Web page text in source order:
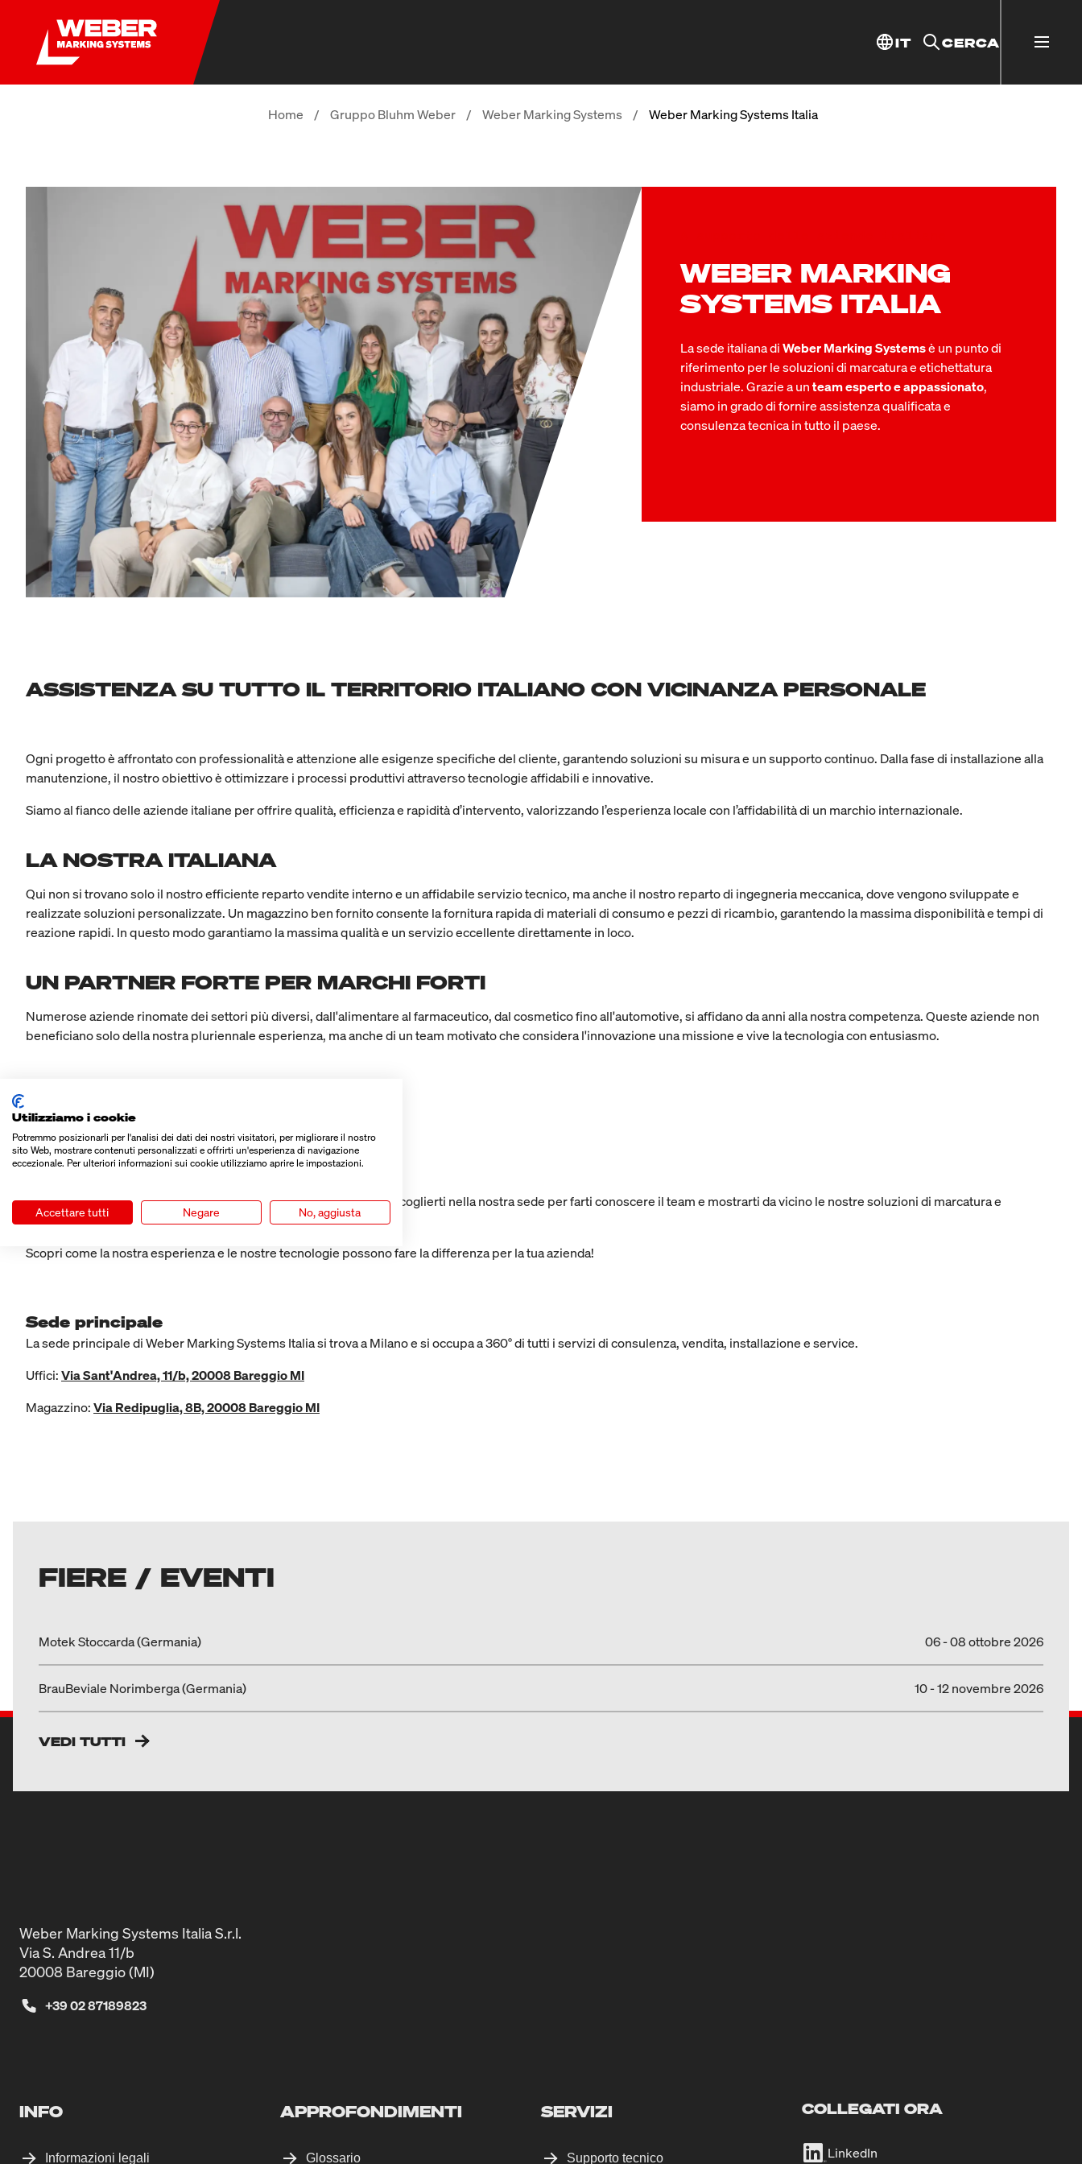
IT CERCA
Home / Gruppo Bluhm Weber / Weber Marking Systems / Weber Marking Systems Italia
WEBER MARKING
SYSTEMS ITALIA
La sede italiana diWeber Marking Systemsè un punto di
riferimento per le soluzioni di marcatura e etichettatura
industriale. Grazie a unteam esperto e appassionato,
siamo in grado di fornireassistenza qualificata e
consulenza tecnicain tutto il paese.
ASSISTENZA SU TUTTO IL TERRITORIO ITALIANO CON VICINANZA PERSONALE
Ogni progetto è affrontato con professionalità e attenzione alle esigenze specifiche del cliente, garantendo soluzioni su misura e un supporto continuo. Dalla fase di installazione alla
manutenzione, il nostro obiettivo è ottimizzare i processi produttivi attraverso tecnologie affidabili e innovative.
Siamo al fianco delle aziende italiane per offrire qualità, efficienza e rapidità d’intervento, valorizzando l’esperienza locale con l’affidabilità di un marchio internazionale.
LA NOSTRA ITALIANA
Qui non si trovano solo il nostro efficiente reparto vendite interno e un affidabile servizio tecnico, ma anche il nostro reparto di ingegneria meccanica, dove vengono sviluppate e
realizzate soluzioni personalizzate. Un magazzino ben fornito consente la fornitura rapida di materiali di consumo e pezzi di ricambio, garantendo la massima disponibilità e tempi di
reazione rapidi. In questo modo garantiamo la massima qualità e un servizio eccellente direttamente in loco.
UN PARTNER FORTE PER MARCHI FORTI
Numerose aziende rinomate dei settori più diversi, dall'alimentare al farmaceutico, dal cosmetico fino all'automotive, si affidano da anni alla nostra competenza. Queste aziende non
beneficiano solo della nostra pluriennale esperienza, ma anche di un team motivato che considera l'innovazione una missione e vive la tecnologia con entusiasmo.
Relazione diretta con i clienti
VIENI A TROVARCI
Sei curioso di vedere i prodotti da vicino? Siamo sempre felici di accoglierti nella nostra sede per farti conoscere il team e mostrarti da vicino le nostre soluzioni di marcatura e
etichettatura.
Scopri come la nostra esperienza e le nostre tecnologie possono fare la differenza per la tua azienda!
Sede principale
La sede principale di Weber Marking Systems Italia si trova a Milano e si occupa a 360° di tutti i servizi di consulenza, vendita, installazione e service.
Uffici:Via Sant'Andrea, 11/b, 20008 Bareggio MI
Magazzino:Via Redipuglia, 8B, 20008 Bareggio MI
FIERE / EVENTI
Motek Stoccarda (Germania) 06 - 08 ottobre 2026
BrauBeviale Norimberga (Germania) 10 - 12 novembre 2026
VEDI TUTTI
Weber Marking Systems Italia S.r.l.
Via S. Andrea 11/b
20008 Bareggio (MI)
+39 02 87189823
INFO
Informazioni legali
APPROFONDIMENTI
Glossario
SERVIZI
Supporto tecnico
COLLEGATI ORA
LinkedIn
Utilizziamo i cookie
Potremmo posizionarli per l'analisi dei dati dei nostri visitatori, per migliorare il nostro
sito Web, mostrare contenuti personalizzati e offrirti un'esperienza di navigazione
eccezionale. Per ulteriori informazioni sui cookie utilizziamo aprire le impostazioni.
Accettare tutti Negare No, aggiusta